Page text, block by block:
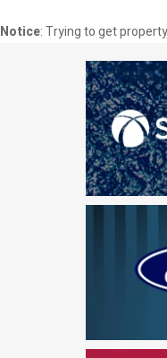
Notice: Trying to get